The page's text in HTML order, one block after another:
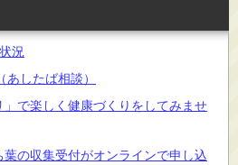
況
したば相談）
」で楽しく健康づくりをしてみませ
の収集受付がオンラインで申し込